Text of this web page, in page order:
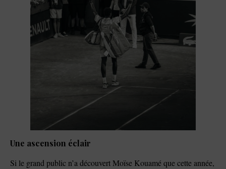
Une ascension éclair
Si le grand public n’a découvert Moïse Kouamé que cette année,